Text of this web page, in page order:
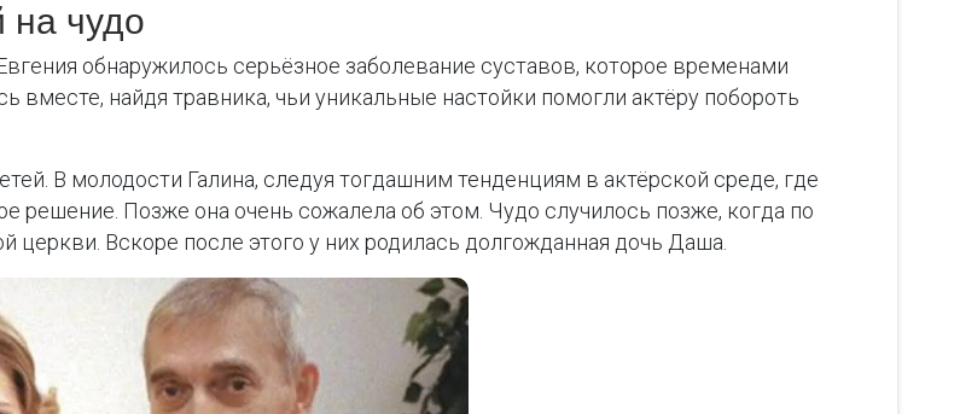
чудо
обнаружилось серьёзное заболевание суставов, которое временами
найдя травника, чьи уникальные настойки помогли актёру побороть
В молодости Галина, следуя тогдашним тенденциям в актёрской среде, где
решение. Позже она очень сожалела об этом. Чудо случилось позже, когда по
церкви. Вскоре после этого у них родилась долгожданная дочь Даша.